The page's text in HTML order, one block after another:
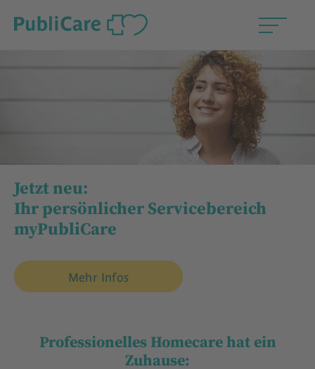
Jetzt neu:
Ihr persönlicher Servicebereich
myPubliCare
Mehr Infos
Professionelles Homecare hat ein
Zuhause: